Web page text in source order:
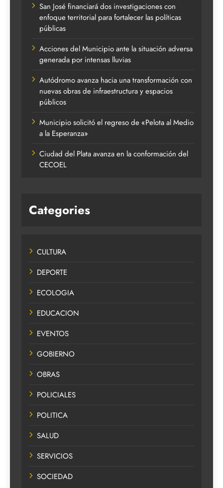
San José financiará dos investigaciones con
enfoque territorial para fortalecer las políticas
públicas
Acciones del Municipio ante la situación adversa
generada por intensas lluvias
Autódromo avanza hacia una transformación con
nuevas obras de infraestructura y espacios
públicos
Municipio solicitó el regreso de «Pelota al Medio
a la Esperanza»
Ciudad del Plata avanza en la conformación del
CECOEL
Categories
CULTURA
DEPORTE
ECOLOGIA
EDUCACION
EVENTOS
GOBIERNO
OBRAS
POLICIALES
POLITICA
SALUD
SERVICIOS
SOCIEDAD